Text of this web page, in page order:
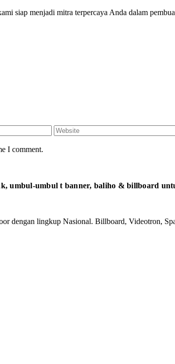
siap menjadi mitra terpercaya Anda dalam
I comment.
umbul-umbul t banner, baliho & billboard
dengan lingkup Nasional. Billboard, Videotron,